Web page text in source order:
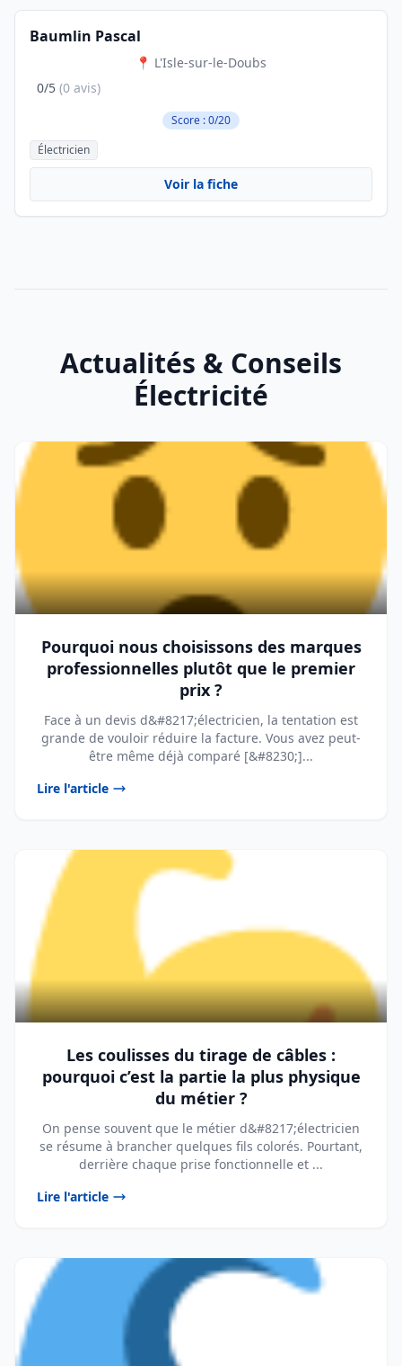
Baumlin Pascal
📍 L'Isle-sur-le-Doubs
0/5 (0 avis)
Score : 0/20
Électricien
Voir la fiche
Actualités & Conseils
Électricité
Pourquoi nous choisissons des marques
professionnelles plutôt que le premier
prix ?
Face à un devis d&#8217;électricien, la tentation est
grande de vouloir réduire la facture. Vous avez peut-
être même déjà comparé [&#8230;]...
Lire l'article
Les coulisses du tirage de câbles :
pourquoi c’est la partie la plus physique
du métier ?
On pense souvent que le métier d&#8217;électricien
se résume à brancher quelques fils colorés. Pourtant,
derrière chaque prise fonctionnelle et ...
Lire l'article